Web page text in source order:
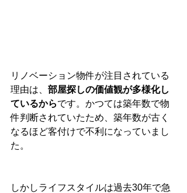
リノベーション物件が注目されている
理由は、 部屋探しの価値観が多様化し
ているからです。かつては築年数で物
件判断されていたため、築年数が古く
なるほど客付けで不利になっていまし
た。
しかしライフスタイルは過去30年で急